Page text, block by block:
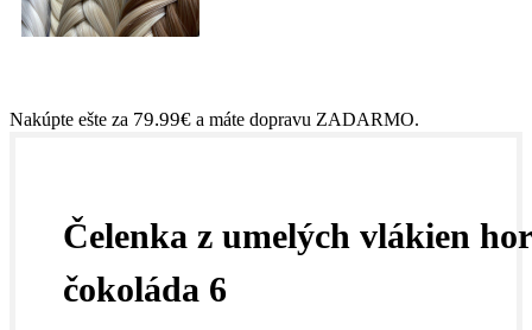
Nakúpte ešte za 79.99€ a máte dopravu ZADARMO.
Čelenka z umelých vlákien
čokoláda 6